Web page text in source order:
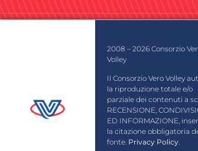
2008 – 2026 Consorzio
Volley
Il Consorzio Vero Volley
la riproduzione totale e/o
parziale dei contenuti a
RECENSIONE,
ED INFORMAZIONE,
la citazione obbligatoria
fonte. Privacy Policy.